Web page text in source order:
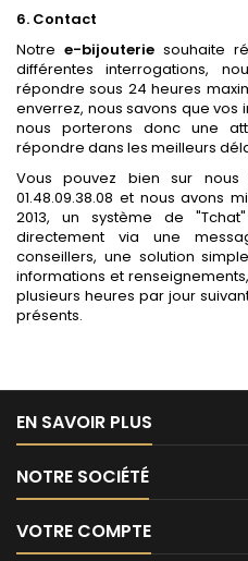
6. Contact
Notree-bijouterie souhaite
différentes interrogations,
répondre sous 24 heures
enverrez, nous savons que
nous porterons donc une
répondre dans les meilleurs
Vous pouvez bien sur
01.48.09.38.08 et nous avons
2013, un système de
directement via une
conseillers, une solution
informations et
plusieurs heures par jour
présents.
EN SAVOIR PLUS
NOTRE SOCIÉTÉ
VOTRE COMPTE